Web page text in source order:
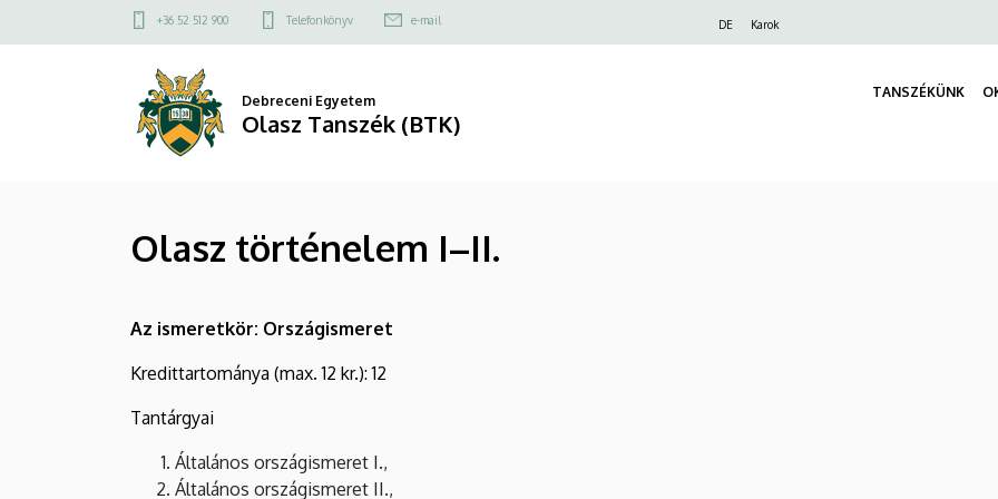
történelem
a
Felső
menü
+36 52 512 900 Telefonkönyv e-mail DE Karok
Debreceni Egyetem
Olasz Tanszék (BTK)
TANSZÉKÜNK
Olasz történelem I–II.
Az ismeretkör: Országismeret
Kredittartománya (max. 12 kr.): 12
Tantárgyai
Általános országismeret I.,
Általános országismeret II.,